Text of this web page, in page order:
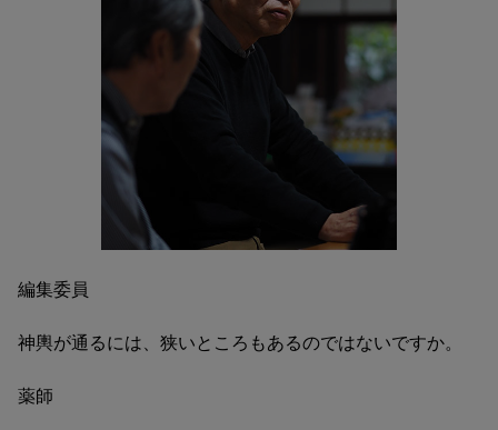
編集委員
神輿が通るには、狭いところもあるのではないですか。
薬師